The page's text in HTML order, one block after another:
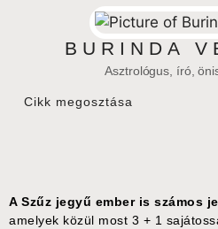
BURINDA
Asztrológus, író,
Cikk megosztása
A Szűz jegyű ember is számos
amelyek közül most 3 + 1